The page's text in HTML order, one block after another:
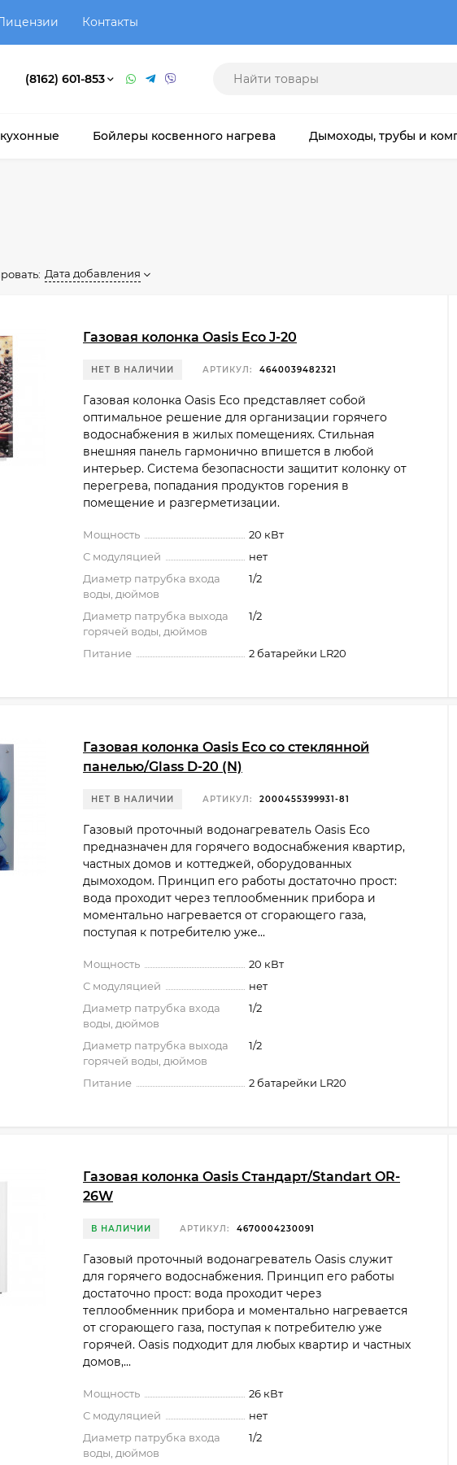
Контакты
(8162) 601-853
Бойлеры косвенного нагрева Дымоходы, трубы и
Дата добавления
Газовая колонка Oasis Eco J-20
НЕТ В НАЛИЧИИ АРТИКУЛ: 4640039482321
Газовая колонка Oasis Eco представляет собой
оптимальное решение для организации горячего
водоснабжения в жилых помещениях. Стильная
внешняя панель гармонично впишется в любой
интерьер. Система безопасности защитит колонку от
перегрева, попадания продуктов горения в
помещение и разгерметизации.
Мощность
20 кВт
С модуляцией
нет
Диаметр патрубка входа
воды, дюймов
1/2
Диаметр патрубка выхода
горячей воды, дюймов
1/2
Питание 2 батарейки LR20
Газовая колонка Oasis Eco со стеклянной
панелью/Glass D-20 (N)
НЕТ В НАЛИЧИИ АРТИКУЛ: 2000455399931-81
Газовый проточный водонагреватель Oasis Eco
предназначен для горячего водоснабжения квартир,
частных домов и коттеджей, оборудованных
дымоходом. Принцип его работы достаточно прост:
вода проходит через теплообменник прибора и
моментально нагревается от сгорающего газа,
поступая к потребителю уже...
Мощность
20 кВт
С модуляцией
нет
Диаметр патрубка входа
воды, дюймов
1/2
Диаметр патрубка выхода
горячей воды, дюймов
1/2
Питание 2 батарейки LR20
Газовая колонка Oasis Стандарт/Standart OR-
26W
В НАЛИЧИИ АРТИКУЛ: 4670004230091
Газовый проточный водонагреватель Oasis служит
для горячего водоснабжения. Принцип его работы
достаточно прост: вода проходит через
теплообменник прибора и моментально нагревается
от сгорающего газа, поступая к потребителю уже
горячей. Oasis подходит для любых квартир и частных
домов,...
Мощность
26 кВт
С модуляцией
нет
Диаметр патрубка входа
воды, дюймов
1/2